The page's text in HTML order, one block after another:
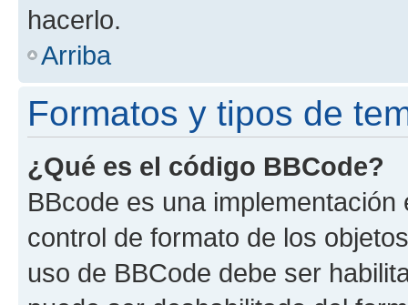
hacerlo.
Arriba
Formatos y tipos de
¿Qué es el código BBCode?
BBcode es una
control de formato de los
uso de BBCode debe ser